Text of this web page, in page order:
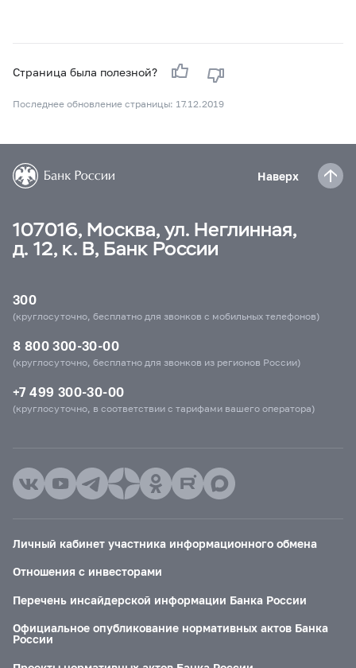
Страница была полезной?
Последнее обновление страницы: 17.12.2019
Наверх
107016, Москва, ул. Неглинная,
д. 12, к. В, Банк России
300
(круглосуточно, бесплатно для звонков с мобильных телефонов)
8 800 300-30-00
(круглосуточно, бесплатно для звонков из регионов России)
+7 499 300-30-00
(круглосуточно, в соответствии с тарифами вашего оператора)
Личный кабинет участника информационного обмена
Отношения с инвесторами
Перечень инсайдерской информации Банка России
Официальное опубликование нормативных актов Банка
России